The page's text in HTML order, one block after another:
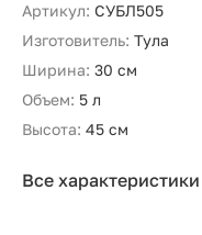
Артикул: СУБЛ505
Изготовитель: Тула
Ширина: 30 см
Объем: 5 л
Высота: 45 см
Все характеристики